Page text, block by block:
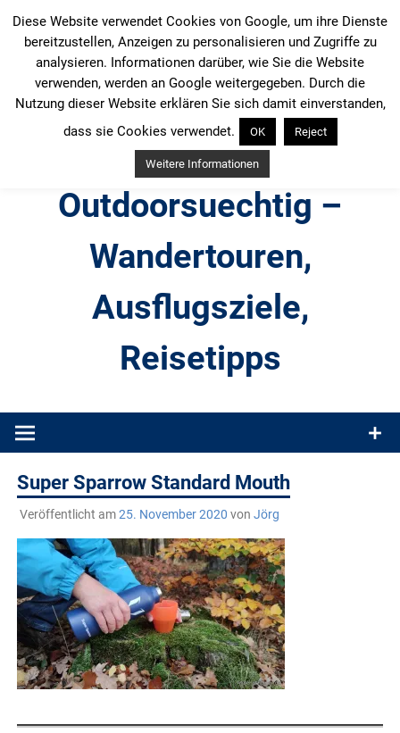
Inhalt
springen
Outdoorsuechtig –
Wandertouren,
Ausflugsziele,
Reisetipps
Produkttests und Buchrezensionen. Ein Blog für alle, die gern
Super Sparrow Standard Mouth
Veröffentlicht am25. November 2020 von Jörg
Diese Website verwendet Cookies von Google, um ihre Dienste
bereitzustellen, Anzeigen zu personalisieren und Zugriffe zu
analysieren. Informationen darüber, wie Sie die Website
verwenden, werden an Google weitergegeben. Durch die
Nutzung dieser Website erklären Sie sich damit einverstanden,
dass sie Cookies verwendet.
OK Reject
Weitere Informationen